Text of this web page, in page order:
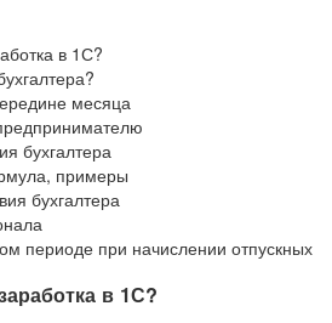
в 1С?
месяца
бухгалтера
примеры
бухгалтера
периоде при начислении отпускных
в 1С?